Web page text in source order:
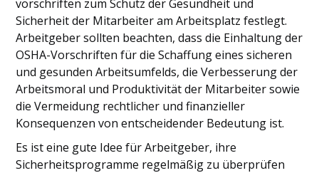
vorschriften zum Schutz der Gesundheit und
Sicherheit der Mitarbeiter am Arbeitsplatz festlegt.
Arbeitgeber sollten beachten, dass die Einhaltung der
OSHA-Vorschriften für die Schaffung eines sicheren
und gesunden Arbeitsumfelds, die Verbesserung der
Arbeitsmoral und Produktivität der Mitarbeiter sowie
die Vermeidung rechtlicher und finanzieller
Konsequenzen von entscheidender Bedeutung ist.
Es ist eine gute Idee für Arbeitgeber, ihre
Sicherheitsprogramme regelmäßig zu überprüfen